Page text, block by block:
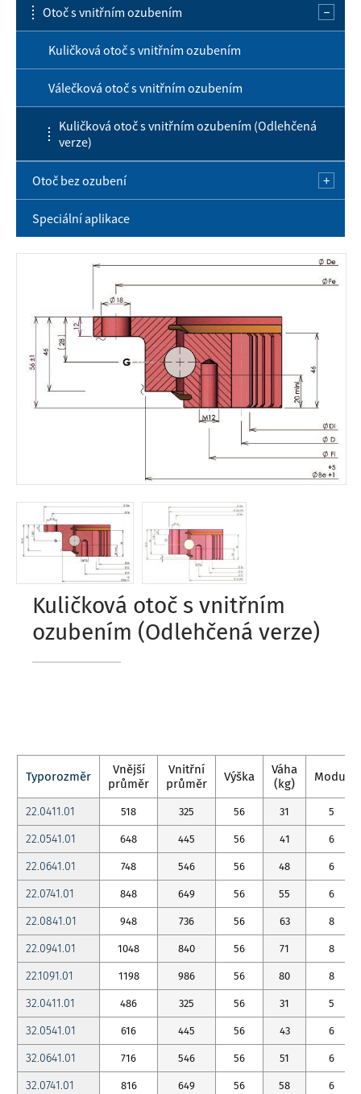
Kuličková otoč s vnějším ozubením
Válečková otoč s vnějším ozubením
Kuličková otoč s vnějším ozubením (Odlehčená
verze)
Otoč s vnitřním ozubením
Kuličková otoč s vnitřním ozubením
Válečková otoč s vnitřním ozubením
Kuličková otoč s vnitřním ozubením (Odlehčená
verze)
Otoč bez ozubení
Kuličková otoč bez ozubení
Válečková otoč bez ozubení
Kuličková otoč bez ozubení (Odlehčená verze)
Speciální aplikace
Kuličková otoč s vnitřním
ozubením (Odlehčená verze)
Typorozměr
Vnější
průměr
Vnitřní
průměr
Výška
Váha
(kg)
Modul
22.0411.01 518 325 56 31 5
22.0541.01 648 445 56 41 6
22.0641.01 748 546 56 48 6
22.0741.01 848 649 56 55 6
22.0841.01 948 736 56 63 8
22.0941.01 1048 840 56 71 8
22.1091.01 1198 986 56 80 8
32.0411.01 486 325 56 31 5
32.0541.01 616 445 56 43 6
32.0641.01 716 546 56 51 6
32.0741.01 816 649 56 58 6